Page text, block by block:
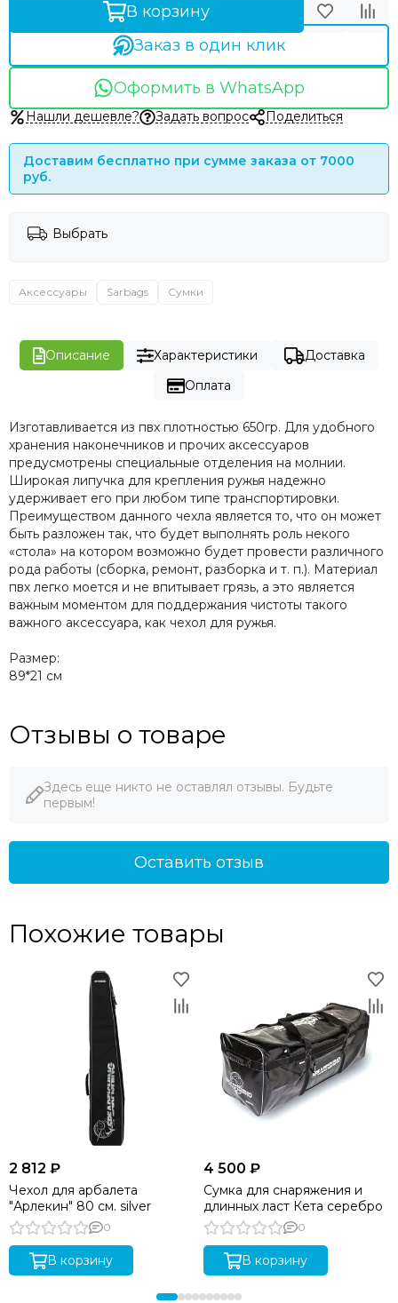
В корзину
Заказ в один клик
Оформить в WhatsApp
Нашли дешевле? Задать вопрос Поделиться
Доставим бесплатно при сумме заказа от 7000
руб.
Выбрать
Аксессуары Sarbags Сумки
Описание Характеристики
Доставка
Оплата
Изготавливается из пвх плотностью 650гр. Для удобного
хранения наконечников и прочих аксессуаров
предусмотрены специальные отделения на молнии.
Широкая липучка для крепления ружья надежно
удерживает его при любом типе транспортировки.
Преимуществом данного чехла является то, что он может
быть разложен так, что будет выполнять роль некого
«стола» на котором возможно будет провести различного
рода работы (сборка, ремонт, разборка и т. п.). Материал
пвх легко моется и не впитывает грязь, а это является
важным моментом для поддержания чистоты такого
важного аксессуара, как чехол для ружья.
Размер:
89*21 см
Отзывы о товаре
Здесь еще никто не оставлял отзывы. Будьте
первым!
Оставить отзыв
Похожие товары
2 812 ₽
Чехол для арбалета
"Арлекин" 80 см. silver
0
В корзину
4 500 ₽
Сумка для снаряжения и
длинных ласт Кета серебро
0
В корзину